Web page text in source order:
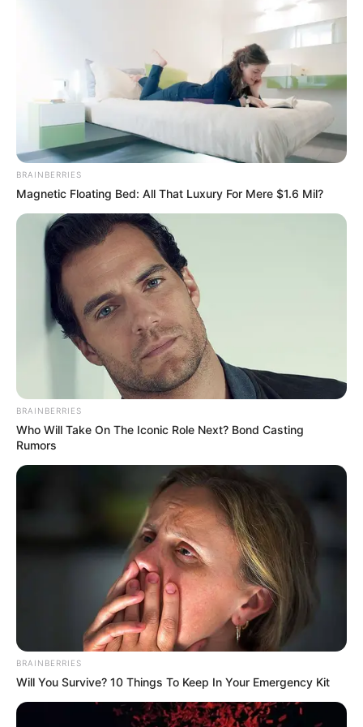
90s Hair Trends That Screamed "Please Don't Try"
BRAINBERRIES
These '90s Couples Will Always Hold A Special Place
Are You The Same Alone And With Others? Find Out
BRAINBERRIES
Magnetic Floating Bed: All That Luxury For Mere $1.6 Mil?
BRAINBERRIES
Who Will Take On The Iconic Role Next? Bond Casting
Rumors
BRAINBERRIES
Will You Survive? 10 Things To Keep In Your Emergency Kit